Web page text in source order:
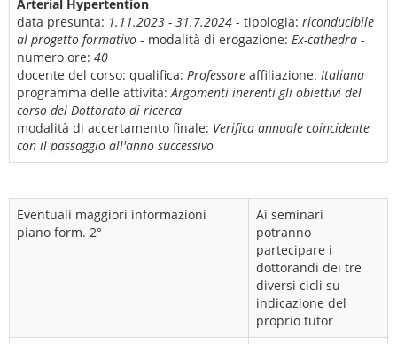
Arterial Hypertention
data presunta: 1.11.2023 - 31.7.2024 - tipologia: riconducibile
al progetto formativo - modalità di erogazione: Ex-cathedra -
numero ore: 40
docente del corso: qualifica: Professore affiliazione: Italiana
programma delle attività:Argomenti inerenti gli obiettivi del
corso del Dottorato di ricerca
modalità di accertamento finale: Verifica annuale coincidente
con il passaggio all'anno successivo
Eventuali maggiori informazioni
piano form. 2°
Ai seminari
potranno
partecipare i
dottorandi dei tre
diversi cicli su
indicazione del
proprio tutor